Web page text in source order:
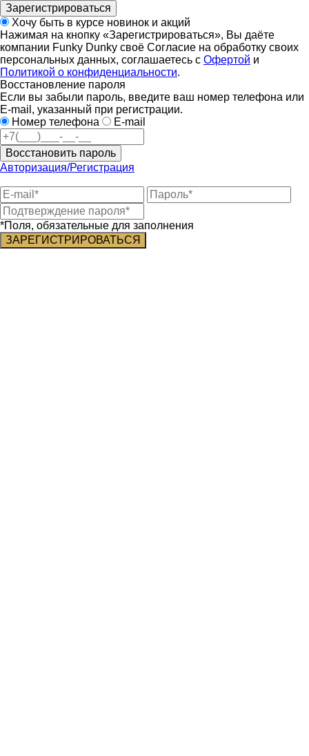
Зарегистрироваться
Хочу быть в курсе новинок и акций
Нажимая на кнопку «Зарегистрироваться», Вы даёте
компании Funky Dunky своё Согласие на обработку своих
персональных данных, соглашаетесь с Офертой и
Политикой о конфиденциальности.
Восстановление пароля
Если вы забыли пароль, введите ваш номер телефона или
E-mail, указанный при регистрации.
Номер телефона
E-mail
Восстановить пароль
Авторизация/Регистрация
*Поля, обязательные для заполнения